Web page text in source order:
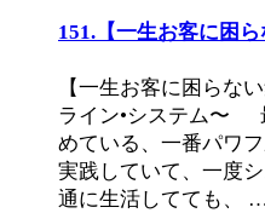
151.【一生お客に困ら
【一生お客に困らな
ライン•システム〜
めている、一番パワ
実践していて、一度
通に生活してても、 …